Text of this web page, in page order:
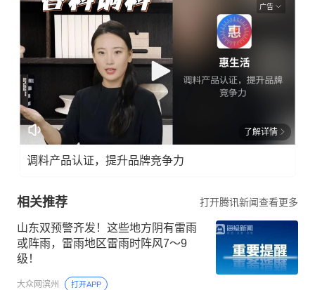
广告
了解详情
调料产品认证，提升品牌竞争力
相关推荐 打开腾讯新闻查看更多
山东双预警齐发！这些地方阴有雷雨
或阵雨，雷雨地区雷雨时阵风7～9
级！
大众网滨州 打开APP